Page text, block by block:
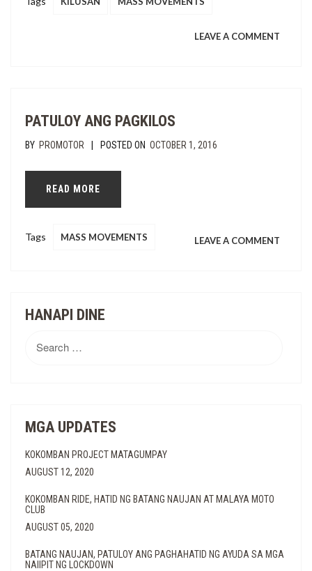
LEAVE A COMMENT
PATULOY ANG PAGKILOS
BY PROMOTOR | POSTED ON OCTOBER 1, 2016
READ MORE
Tags MASS MOVEMENTS LEAVE A COMMENT
HANAPI DINE
for:
MGA UPDATES
KOKOMBAN PROJECT MATAGUMPAY
AUGUST 12, 2020
KOKOMBAN RIDE, HATID NG BATANG NAUJAN AT MALAYA MOTO
CLUB
AUGUST 05, 2020
BATANG NAUJAN, PATULOY ANG PAGHAHATID NG AYUDA SA MGA
NAIIPIT NG LOCKDOWN